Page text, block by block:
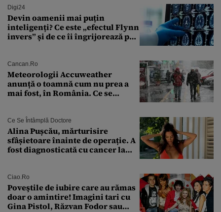
Digi24
Devin oamenii mai puțin
inteligenți? Ce este „efectul Flynn
invers” și de ce îi îngrijorează pe
Cancan.ro
Meteorologii Accuweather
anunță o toamnă cum nu prea a
mai fost, în România. Ce se
București. Pe ce dată ninge
Ce Se Întâmplă Doctore
Alina Pușcău, mărturisire
sfâșietoare înainte de operație. A
fost diagnosticată cu cancer la
îmi salvez viața”
Ciao.ro
Poveştile de iubire care au rămas
doar o amintire! Imagini tari cu
Gina Pistol, Răzvan Fodor sau